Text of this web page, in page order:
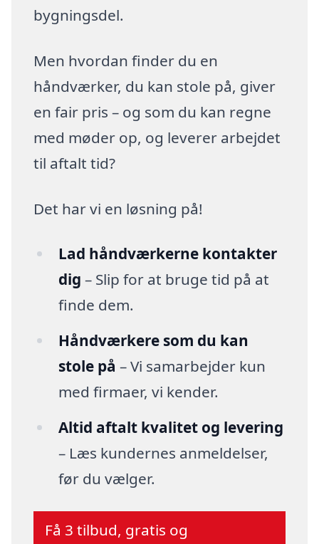
bygningsdel.
Men hvordan finder du en
håndværker, du kan stole på, giver
en fair pris – og som du kan regne
med møder op, og leverer arbejdet
til aftalt tid?
Det har vi en løsning på!
Lad håndværkerne kontakter
dig – Slip for at bruge tid på at
finde dem.
Håndværkere som du kan
stole på – Vi samarbejder kun
med firmaer, vi kender.
Altid aftalt kvalitet og levering
– Læs kundernes anmeldelser,
før du vælger.
Få 3 tilbud, gratis og